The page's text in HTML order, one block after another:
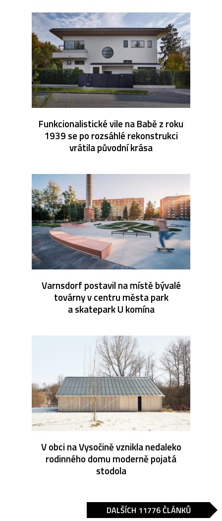
Funkcionalistické vile na Babě z roku
1939 se po rozsáhlé rekonstrukci
vrátila původní krása
Varnsdorf postavil na místě bývalé
továrny v centru města park
a skatepark U komína
V obci na Vysočině vznikla nedaleko
rodinného domu moderně pojatá
stodola
DALŠÍCH 11776 ČLÁNKŮ